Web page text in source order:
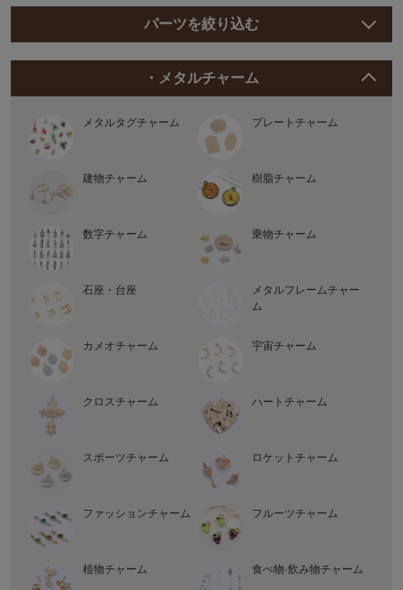
パーツを絞り込む
・メタルチャーム
メタルタグチャーム プレートチャーム
建物チャーム 樹脂チャーム
数字チャーム 乗物チャーム
石座・台座
メタルフレームチャー
ム
カメオチャーム 宇宙チャーム
クロスチャーム ハートチャーム
スポーツチャーム ロケットチャーム
ファッションチャーム フルーツチャーム
植物チャーム 食べ物·飲み物チャーム